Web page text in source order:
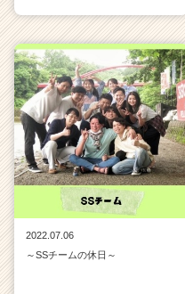
2022.07.06
～SSチームの休日～